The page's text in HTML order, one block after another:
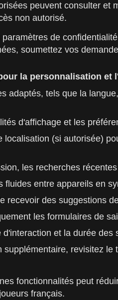
peuvent consulter et
non autorisé.
de
soumettez vos
la personnalisation et
adaptés, tels que la
d'affichage et les
localisation (si autorisée)
les recherches
fluides entre appareils en
recevoir des suggestions
les formulaires de
et la durée
supplémentaire, revisitez
fonctionnalités peut
français.